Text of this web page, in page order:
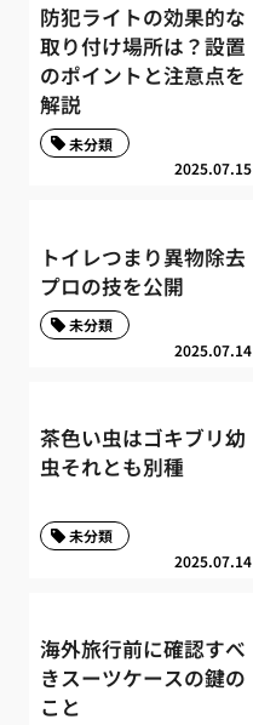
防犯ライトの効果的な
取り付け場所は？設置
のポイントと注意点を
解説
2025.07.15
未分類
トイレつまり異物除去
プロの技を公開
2025.07.14
未分類
茶色い虫はゴキブリ幼
虫それとも別種
2025.07.14
未分類
海外旅行前に確認すべ
きスーツケースの鍵の
こと